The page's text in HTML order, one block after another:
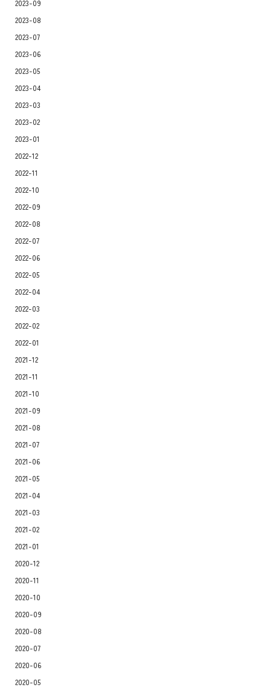
2023-09
2023-08
2023-07
2023-06
2023-05
2023-04
2023-03
2023-02
2023-01
2022-12
2022-11
2022-10
2022-09
2022-08
2022-07
2022-06
2022-05
2022-04
2022-03
2022-02
2022-01
2021-12
2021-11
2021-10
2021-09
2021-08
2021-07
2021-06
2021-05
2021-04
2021-03
2021-02
2021-01
2020-12
2020-11
2020-10
2020-09
2020-08
2020-07
2020-06
2020-05